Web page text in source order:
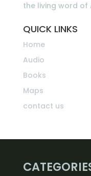
the living word
QUICK LINKS
Home
Audio
Books
Maps
contact us